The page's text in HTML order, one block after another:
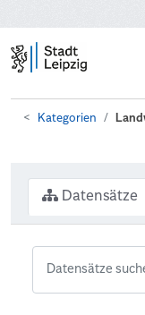
Kategorien
Datensätze